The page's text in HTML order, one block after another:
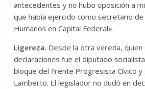
antecedentes y no hubo oposición a
que había ejercido como secretario
Humanos en Capital Federal».
Ligereza. Desde la otra vereda, quien
declaraciones fue el diputado
bloque del Frente Progresista Cívico y
Lamberto. El legislador no dudó en